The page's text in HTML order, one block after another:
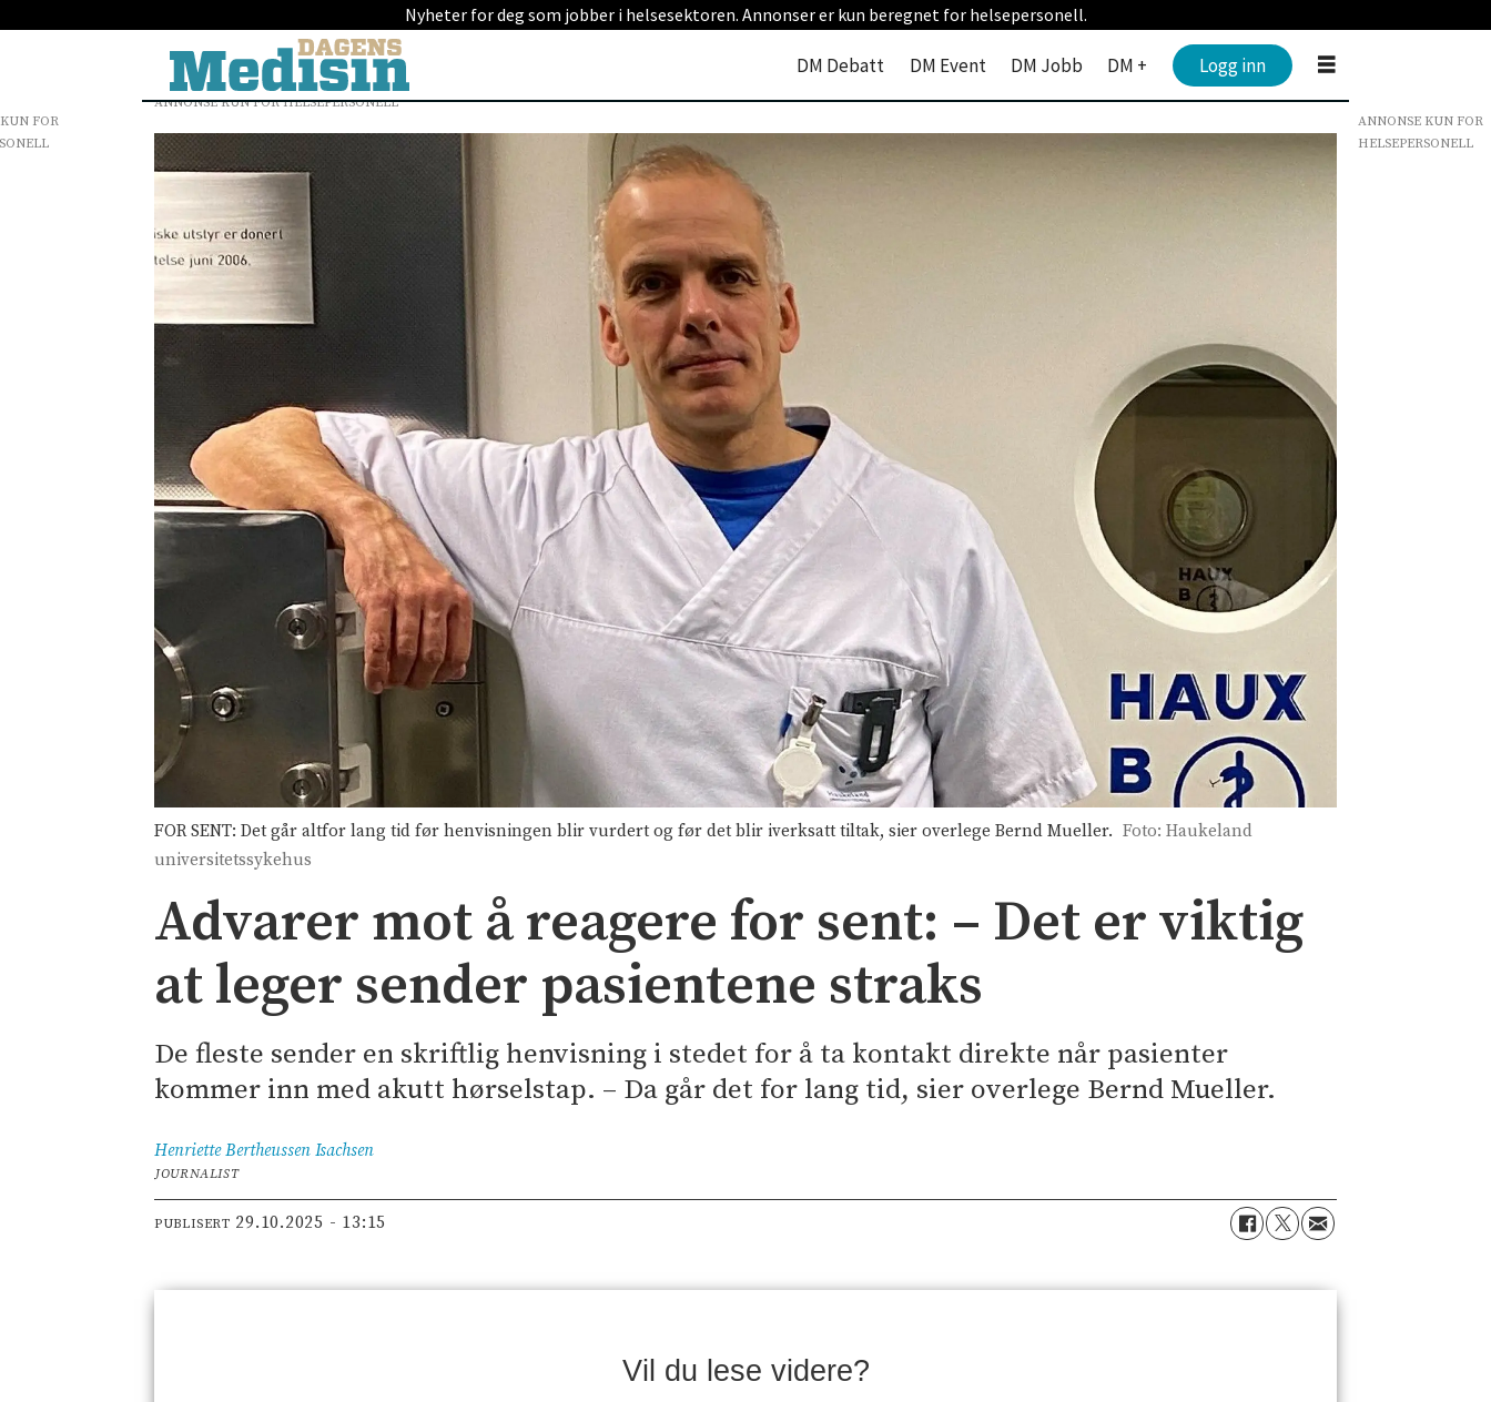
Nyheter for deg som jobber i helsesektoren. Annonser er kun beregnet for helsepersonell.
DM Debatt DM Event DM Jobb DM + Logg inn
ANNONSE KUN FOR HELSEPERSONELL
FOR SENT: Det går altfor lang tid før henvisningen blir vurdert og før det blir iverksatt tiltak, sier overlege Bernd Mueller. Foto: Haukeland
universitetssykehus
Advarer mot å reagere for sent: – Det er viktig
at leger sender pasientene straks
De fleste sender en skriftlig henvisning i stedet for å ta kontakt direkte når pasienter
kommer inn med akutt hørselstap. – Da går det for lang tid, sier overlege Bernd Mueller.
Henriette Bertheussen Isachsen
JOURNALIST
PUBLISERT 29.10.2025 - 13:15
Vil du lese videre?
FOR
ANNONSE KUN FOR
HELSEPERSONELL